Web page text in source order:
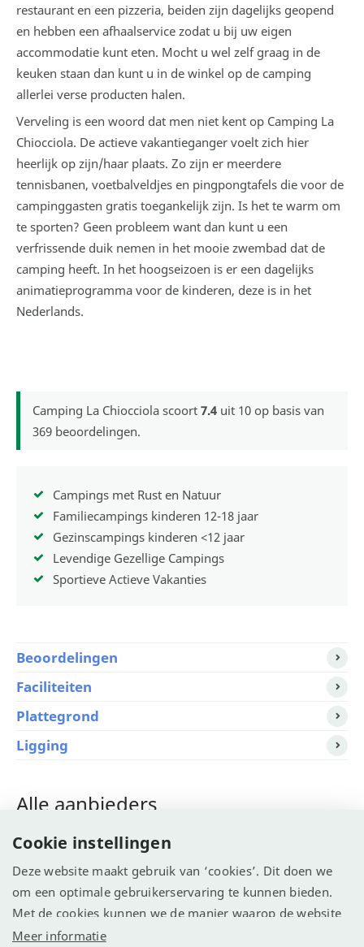
restaurant en een pizzeria, beiden zijn dagelijks geopend
en hebben een afhaalservice zodat u bij uw eigen
accommodatie kunt eten. Mocht u wel zelf graag in de
keuken staan dan kunt u in de winkel op de camping
allerlei verse producten halen.
Verveling is een woord dat men niet kent op Camping La
Chiocciola. De actieve vakantieganger voelt zich hier
heerlijk op zijn/haar plaats. Zo zijn er meerdere
tennisbanen, voetbalveldjes en pingpongtafels die voor de
campinggasten gratis toegankelijk zijn. Is het te warm om
te sporten? Geen probleem want dan kunt u een
verfrissende duik nemen in het mooie zwembad dat de
camping heeft. In het hoogseizoen is er een dagelijks
animatieprogramma voor de kinderen, deze is in het
Nederlands.
Camping La Chiocciola scoort 7.4 uit 10 op basis van
369 beoordelingen.
Campings met Rust en Natuur
Familiecampings kinderen 12-18 jaar
Gezinscampings kinderen <12 jaar
Levendige Gezellige Campings
Sportieve Actieve Vakanties
Beoordelingen
Faciliteiten
Plattegrond
Ligging
Alle aanbieders
Tip!
Jetcamp >
ANWB Camping >
Cookie instellingen
Deze website maakt gebruik van ‘cookies’. Dit doen we
om een optimale gebruikerservaring te kunnen bieden.
Met de cookies kunnen we de manier waarop de website
wordt gebruikt vastleggen en analyseren. We willen
Meer informatie